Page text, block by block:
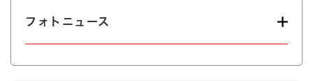
フォトニュース